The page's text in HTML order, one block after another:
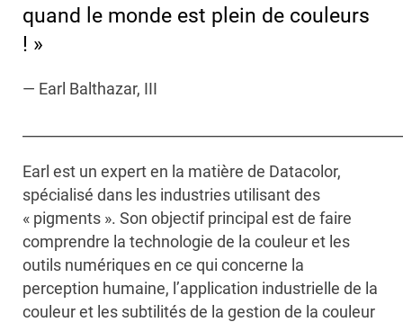
quand le monde est plein de couleurs
! »
— Earl Balthazar, III
Earl est un expert en la matière de Datacolor,
spécialisé dans les industries utilisant des
« pigments ». Son objectif principal est de faire
comprendre la technologie de la couleur et les
outils numériques en ce qui concerne la
perception humaine, l’application industrielle de la
couleur et les subtilités de la gestion de la couleur